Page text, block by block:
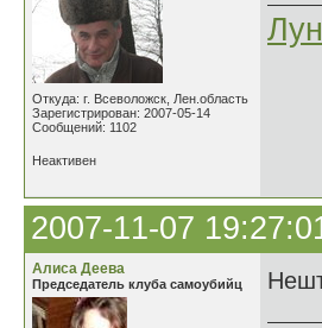
Откуда: г. Всеволожск, Лен.область
Зарегистрирован: 2007-05-14
Сообщений: 1102
Неактивен
2007-11-07
Алиса Деева
Председатель клуба самоубийц